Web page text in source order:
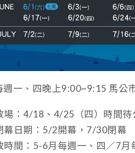
週一、四晚上9:00~9:15 馬公
場：4/18、4/25（四）時間待
幕日期：5/2開幕，7/30閉幕
時間：5-6月每週一、四／7月